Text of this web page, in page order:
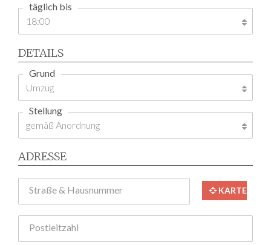
täglich bis
DETAILS
Grund
Stellung
ADRESSE
Straße & Hausnummer KARTE
Postleitzahl